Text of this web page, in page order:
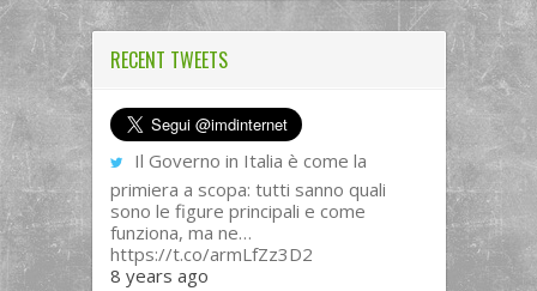
RECENT TWEETS
Il Governo in Italia è come la
primiera a scopa: tutti sanno quali
sono le figure principali e come
funziona, ma ne…
https://t.co/armLfZz3D2
8 years ago